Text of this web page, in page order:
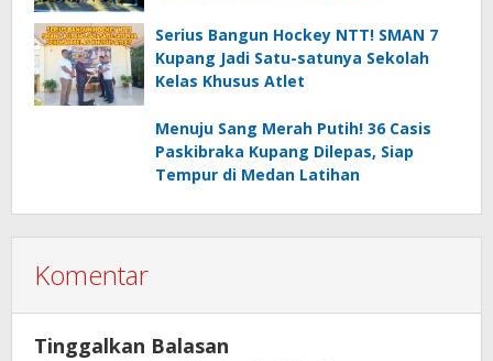
Serius Bangun Hockey NTT! SMAN 7
Kupang Jadi Satu-satunya Sekolah
Kelas Khusus Atlet
Menuju Sang Merah Putih! 36 Casis
Paskibraka Kupang Dilepas, Siap
Tempur di Medan Latihan
Komentar
Tinggalkan Balasan